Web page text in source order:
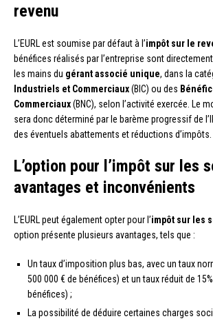
revenu
L’EURL est soumise par défaut à l’impôt sur le
bénéfices réalisés par l’entreprise sont
les mains du gérant associé unique, dans la
Industriels et Commerciaux(BIC) ou des
Commerciaux(BNC), selon l’activité exercée. Le
sera donc déterminé par le barème progressif de
des éventuels abattements et réductions d’impôts.
L’option pour l’impôt sur les
avantages et inconvénients
L’EURL peut également opter pour l’impôt sur les
option présente plusieurs avantages, tels que :
Un taux d’imposition plus bas, avec un taux
500 000 € de bénéfices) et un taux réduit de
bénéfices) ;
La possibilité de déduire certaines charges